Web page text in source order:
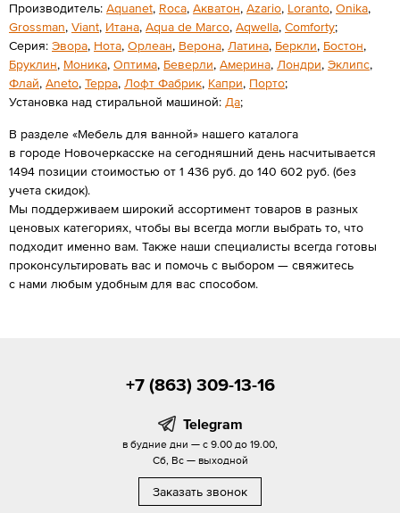
Производитель: Aquanet, Roca, Акватон, Azario, Loranto, Onika,
Grossman, Viant, Итана, Aqua de Marco, Aqwella, Сomforty;
Серия: Эвора, Нота, Орлеан, Верона, Латина, Беркли, Бостон,
Бруклин, Моника, Оптима, Беверли, Америна, Лондри, Эклипс,
Флай, Aneto, Терра, Лофт Фабрик, Капри, Порто;
Установка над стиральной машиной: Да;
В разделе «Мебель для ванной» нашего каталога
в городе Новочеркасске на сегодняшний день насчитывается
1494 позиции стоимостью от 1 436 руб. до 140 602 руб. (без
учета скидок).
Мы поддерживаем широкий ассортимент товаров в разных
ценовых категориях, чтобы вы всегда могли выбрать то, что
подходит именно вам. Также наши специалисты всегда готовы
проконсультировать вас и помочь с выбором — свяжитесь
с нами любым удобным для вас способом.
+7 (863) 309-13-16
Telegram
в будние дни — с 9.00 до 19.00,
Сб, Вс — выходной
Заказать звонок